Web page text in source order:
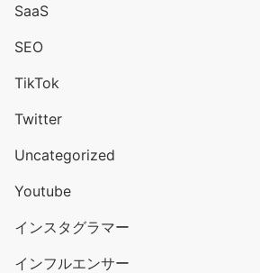
SaaS
SEO
TikTok
Twitter
Uncategorized
Youtube
インスタグラマー
インフルエンサー